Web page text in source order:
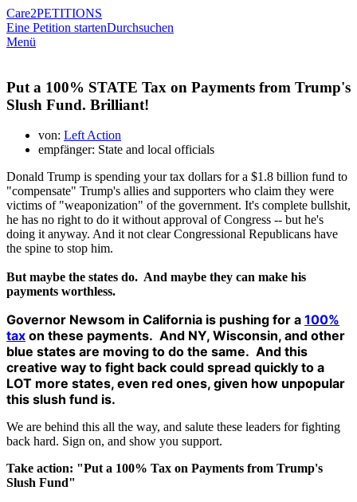
Care2PETITIONS
Eine Petition startenDurchsuchen
Menü
Put a 100% STATE Tax on Payments from Trump's
Slush Fund. Brilliant!
von: Left Action
empfänger: State and local officials
Donald Trump is spending your tax dollars for a $1.8 billion fund to
"compensate" Trump's allies and supporters who claim they were
victims of "weaponization" of the government. It's complete bullshit,
he has no right to do it without approval of Congress -- but he's
doing it anyway. And it not clear Congressional Republicans have
the spine to stop him.
But maybe the states do. And maybe they can make his
payments worthless.
Governor Newsom in California is pushing for a 100%
tax on these payments. And NY, Wisconsin, and other
blue states are moving to do the same. And this
creative way to fight back could spread quickly to a
LOT more states, even red ones, given how unpopular
this slush fund is.
We are behind this all the way, and salute these leaders for fighting
back hard. Sign on, and show you support.
Take action: "Put a 100% Tax on Payments from Trump's
Slush Fund"